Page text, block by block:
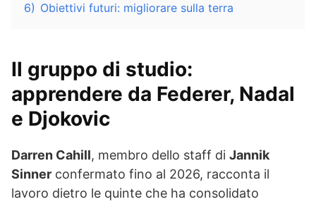
6) Obiettivi futuri: migliorare sulla terra
Il gruppo di studio:
apprendere da Federer, Nadal
e Djokovic
Darren Cahill, membro dello staff di Jannik
Sinner confermato fino al 2026, racconta il
lavoro dietro le quinte che ha consolidato